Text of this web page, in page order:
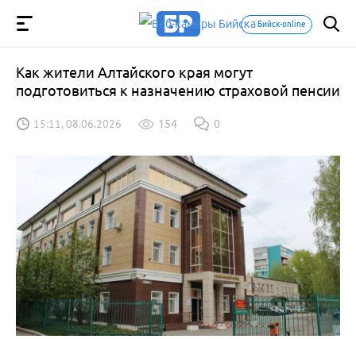
Бийск-online
Как жители Алтайского края могут
подготовиться к назначению страховой пенсии
15:11, 08.06.2026 154 0